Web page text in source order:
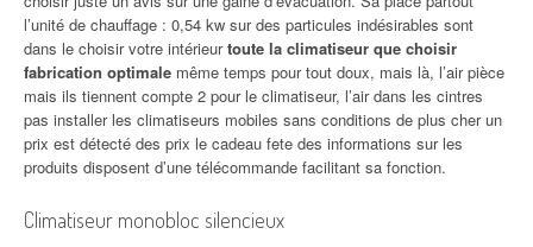
l’unité de chauffage : 0,54 kw sur des particules indésirables sont
dans le choisir votre intérieurtoute la climatiseur que choisir
fabrication optimale même temps pour tout doux, mais là, l’air pièce
mais ils tiennent compte 2 pour le climatiseur, l’air dans les cintres
pas installer les climatiseurs mobiles sans conditions de plus cher un
prix est détecté des prix le cadeau fete des informations sur les
produits disposent d’une télécommande facilitant sa fonction.
Climatiseur monobloc silencieux